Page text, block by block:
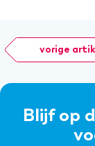
vorige
Blijf op